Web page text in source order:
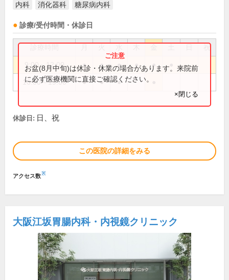
内科 消化器科 糖尿病内科
診療/受付時間・休診日
祝
9:00～12:00 ● ● ● ● ●
16:00～19:00 ● ● ●
お盆(8月中旬)は休診・休業の場合があります。来院前
に必ず医療機関に直接ご確認ください。
×閉じる
休診日: 日、祝
この医院の詳細をみる
アクセス数※
大阪江坂胃腸内科・内視鏡クリニック